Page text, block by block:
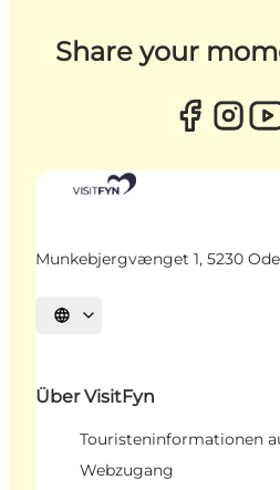
Share your
Munkebjergvænget 1, 5230
Sprache auswählen
Über VisitFyn
Touristeninformationen
Webzugang